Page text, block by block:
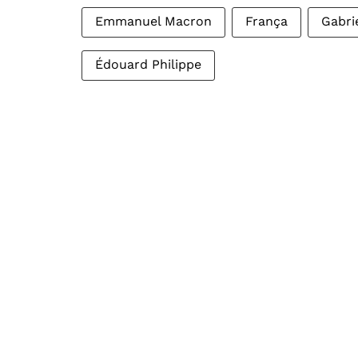
Emmanuel Macron França
Édouard Philippe